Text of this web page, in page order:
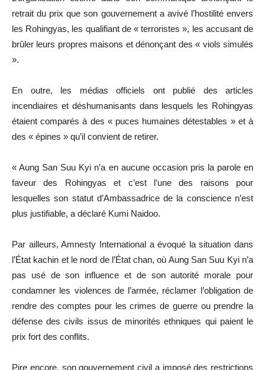
retrait du prix que son gouvernement a avivé l’hostilité envers
les Rohingyas, les qualifiant de « terroristes », les accusant de
brûler leurs propres maisons et dénonçant des « viols simulés
».
En outre, les médias officiels ont publié des articles
incendiaires et déshumanisants dans lesquels les Rohingyas
étaient comparés à des « puces humaines détestables » et à
des « épines » qu’il convient de retirer.
« Aung San Suu Kyi n’a en aucune occasion pris la parole en
faveur des Rohingyas et c’est l’une des raisons pour
lesquelles son statut d’Ambassadrice de la conscience n’est
plus justifiable, a déclaré Kumi Naidoo.
Par ailleurs, Amnesty International a évoqué la situation dans
l’État kachin et le nord de l’État chan, où Aung San Suu Kyi n’a
pas usé de son influence et de son autorité morale pour
condamner les violences de l’armée, réclamer l’obligation de
rendre des comptes pour les crimes de guerre ou prendre la
défense des civils issus de minorités ethniques qui paient le
prix fort des conflits.
Pire encore, son gouvernement civil a imposé des restrictions